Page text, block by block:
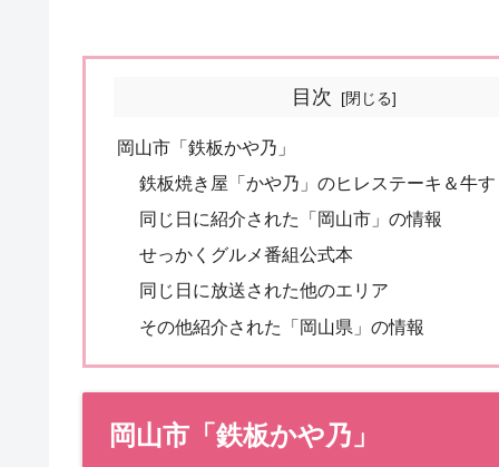
目次
岡山市「鉄板かや乃」
鉄板焼き屋「かや乃」のヒレステーキ＆牛
同じ日に紹介された「岡山市」の情報
せっかくグルメ番組公式本
同じ日に放送された他のエリア
その他紹介された「岡山県」の情報
岡山市「鉄板かや乃」